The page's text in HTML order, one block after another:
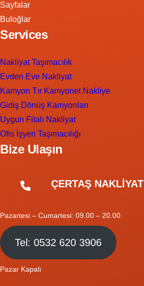
Sayfalar
Buloğlar
Services
Nakliyat Taşımacılık
Evden Eve Nakliyat
Kamyon Tır Kamyonet Nakliye
Gidiş Dönüş Kamyonları
Uygun Fitalı Nakliyat
Ofis İşyeri Taşımacılığı
Bize Ulaşın
ÇERTAŞ NAKLİYAT
Pazartesi – Cumartesi: 09.00 – 20.00
Tel: 0532 620 3906
Pazar Kapalı